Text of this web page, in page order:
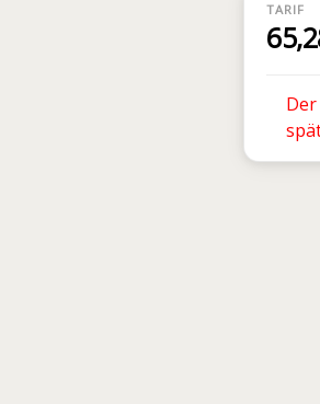
TARIF